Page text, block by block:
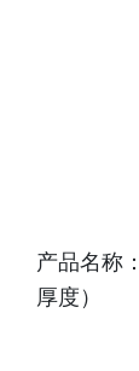
产品名称
厚度）